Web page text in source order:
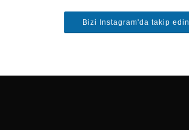
Bizi Instagram'da takip edin